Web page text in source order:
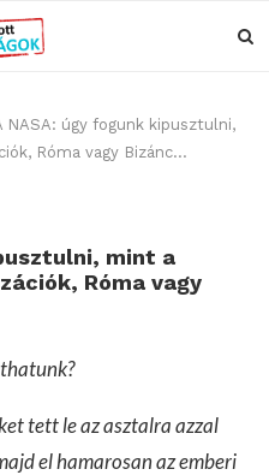
NASA: úgy fogunk kipusztulni,
Róma vagy Bizánc…
mint a
Róma vagy
tett le az asztalra azzal
el hamarosan az emberi